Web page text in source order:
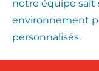
notre équipe sait
environnement
personnalisés.